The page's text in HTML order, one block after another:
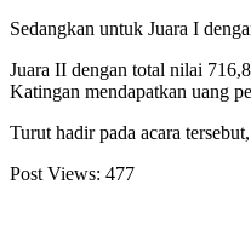
Sedangkan untuk Juara I
Juara II dengan total nilai
Katingan mendapatkan uang
Turut hadir pada acara
Post Views: 477